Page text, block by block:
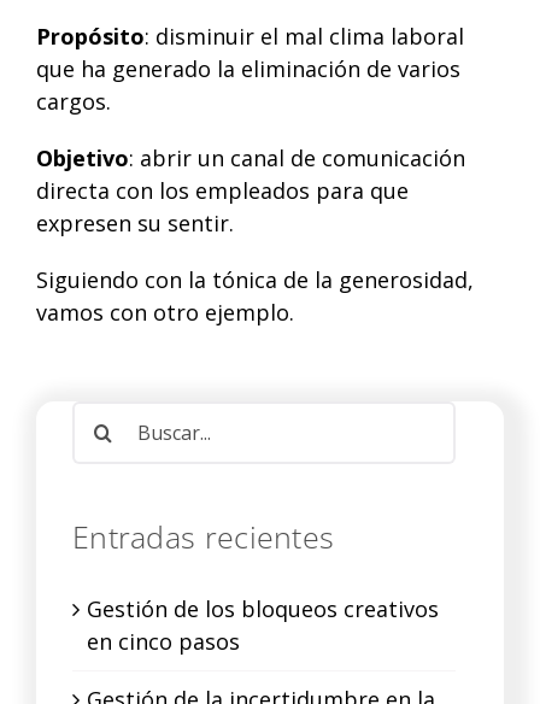
Propósito: disminuir el mal clima laboral
que ha generado la eliminación de varios
cargos.
Objetivo: abrir un canal de comunicación
directa con los empleados para que
expresen su sentir.
Siguiendo con la tónica de la generosidad,
vamos con otro ejemplo.
Entradas recientes
Gestión de los bloqueos creativos
en cinco pasos